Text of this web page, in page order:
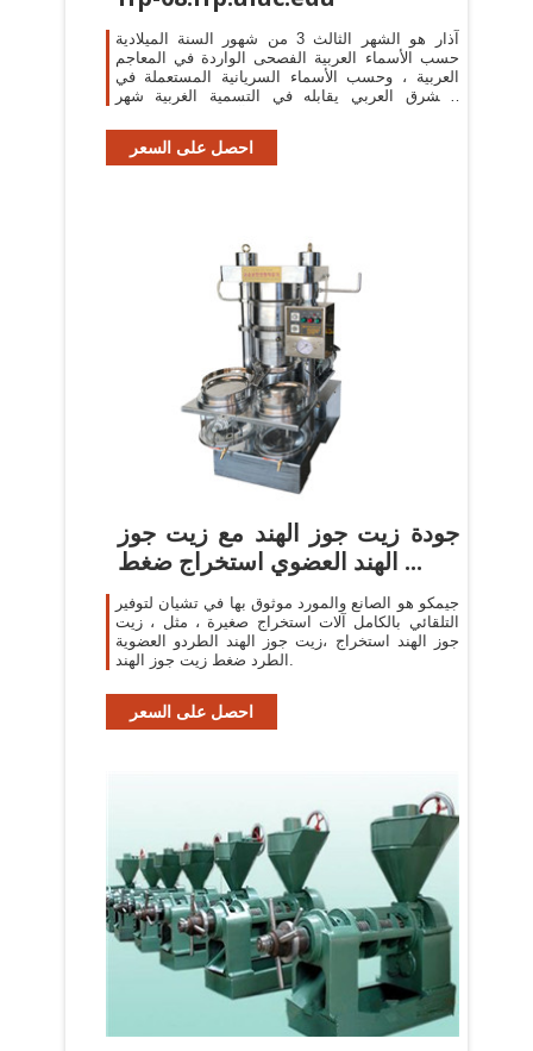
آذار هو الشهر الثالث 3 من شهور السنة الميلادية
حسب الأسماء العربية الفصحى الواردة في المعاجم
العربية ، وحسب الأسماء السريانية المستعملة في
المشرق العربي يقابله في التسمية الغربية شهر
احصل على السعر
جودة زيت جوز الهند مع زيت جوز
الهند العضوي استخراج ضغط ...
جيمكو هو الصانع والمورد موثوق بها في تشيان لتوفير
التلقائي بالكامل آلات استخراج صغيرة ، مثل ، زيت
جوز الهند استخراج ،زيت جوز الهند الطردو العضوية
الطرد ضغط زيت جوز الهند.
احصل على السعر